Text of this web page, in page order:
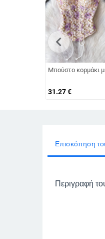
Μπούστο κορμάκι
31.27€
chevron_left
Επισκόπηση
Περιγραφή